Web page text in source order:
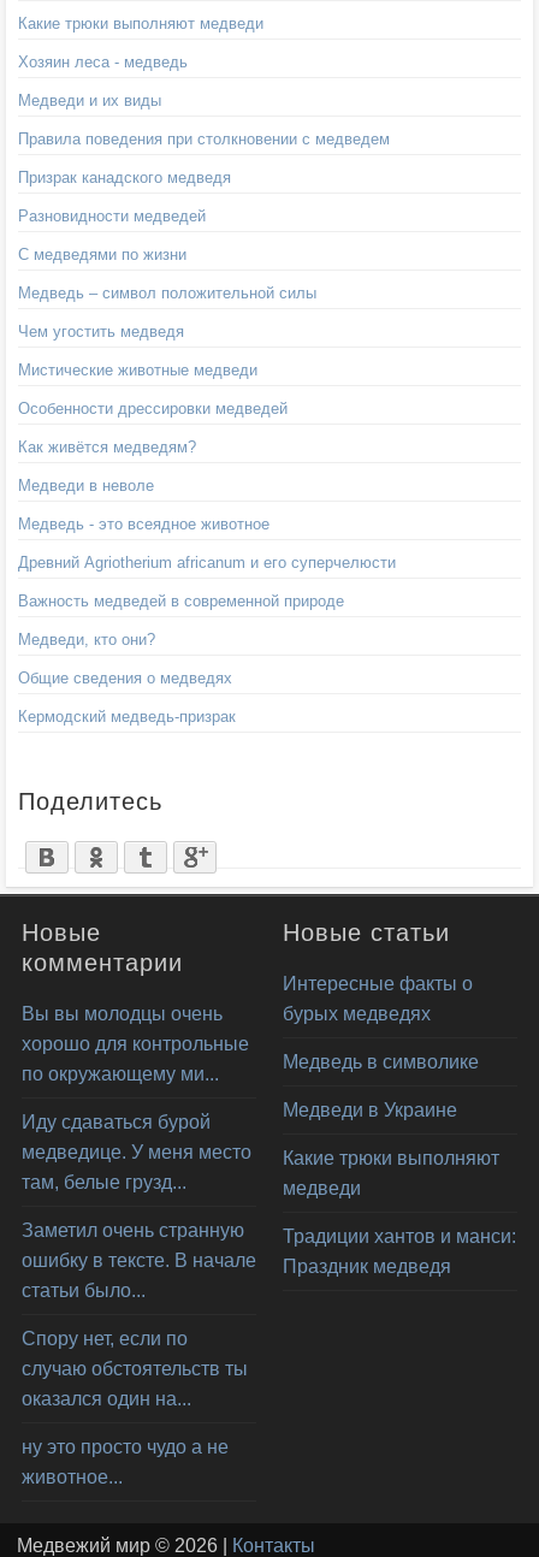
Какие трюки выполняют медведи
Хозяин леса - медведь
Медведи и их виды
Правила поведения при столкновении с медведем
Призрак канадского медведя
Разновидности медведей
С медведями по жизни
Медведь – символ положительной силы
Чем угостить медведя
Мистические животные медведи
Особенности дрессировки медведей
Как живётся медведям?
Медведи в неволе
Медведь - это всеядное животное
Древний Agriotherium africanum и его суперчелюсти
Важность медведей в современной природе
Медведи, кто они?
Общие сведения о медведях
Кермодский медведь-призрак
Поделитесь
Новые
комментарии
Вы вы молодцы очень
хорошо для контрольные
по окружающему ми...
Иду сдаваться бурой
медведице. У меня место
там, белые грузд...
Заметил очень странную
ошибку в тексте. В начале
статьи было...
Спору нет, если по
случаю обстоятельств ты
оказался один на...
ну это просто чудо а не
животное...
Новые статьи
Интересные факты о
бурых медведях
Медведь в символике
Медведи в Украине
Какие трюки выполняют
медведи
Традиции хантов и манси:
Праздник медведя
Медвежий мир © 2026 | Контакты